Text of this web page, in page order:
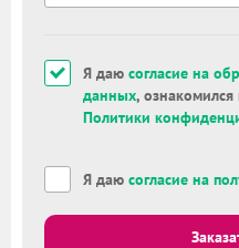
Я даю согласие на
данных,
Политики
Я даю согласие на